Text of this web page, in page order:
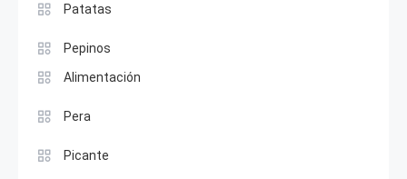
Patatas
Pepinos
Alimentación
Pera
Picante